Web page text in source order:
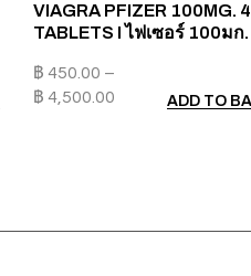
VIAGRA PFIZER 100MG. 4
TABLETS I ไฟเซอร์ 100มก.
฿ 450.00 –
฿ 4,500.00 ADD TO